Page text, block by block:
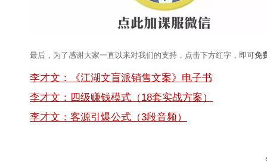
最后，为了感谢大家一直以来对我们的支持，点击下方红字，即可免
李才文：《江湖文盲派销售文案》电子书
李才文：四级赚钱模式（18套实战方案）
李才文：客源引爆公式（3段音频）